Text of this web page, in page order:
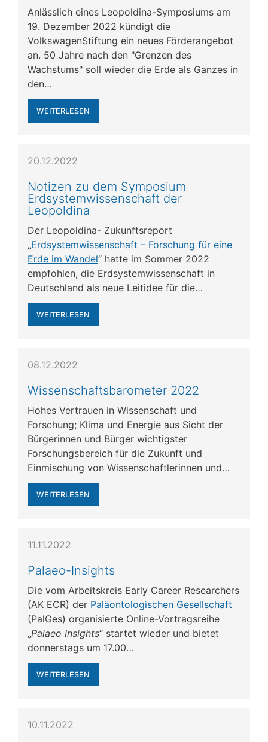
Anlässlich eines Leopoldina-Symposiums am
19. Dezember 2022 kündigt die
VolkswagenStiftung ein neues Förderangebot
an. 50 Jahre nach den "Grenzen des
Wachstums" soll wieder die Erde als Ganzes in
den…
WEITERLESEN
20.12.2022
Notizen zu dem Symposium
Erdsystemwissenschaft der
Leopoldina
Der Leopoldina- Zukunftsreport
„Erdsystemwissenschaft – Forschung für eine
Erde im Wandel“ hatte im Sommer 2022
empfohlen, die Erdsystemwissenschaft in
Deutschland als neue Leitidee für die…
WEITERLESEN
08.12.2022
Wissenschaftsbarometer 2022
Hohes Vertrauen in Wissenschaft und
Forschung; Klima und Energie aus Sicht der
Bürgerinnen und Bürger wichtigster
Forschungsbereich für die Zukunft und
Einmischung von Wissenschaftlerinnen und…
WEITERLESEN
11.11.2022
Palaeo-Insights
Die vom Arbeitskreis Early Career Researchers
(AK ECR) der Paläontologischen Gesellschaft
(PalGes) organisierte Online-Vortragsreihe
„Palaeo Insights“ startet wieder und bietet
donnerstags um 17.00…
WEITERLESEN
10.11.2022